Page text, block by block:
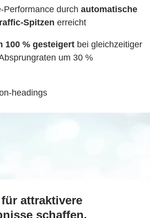
Performance durch automatische
Spitzen erreicht
100 % gesteigert bei gleichzeitiger
um 30 %
headings
attraktivere
schaffen.